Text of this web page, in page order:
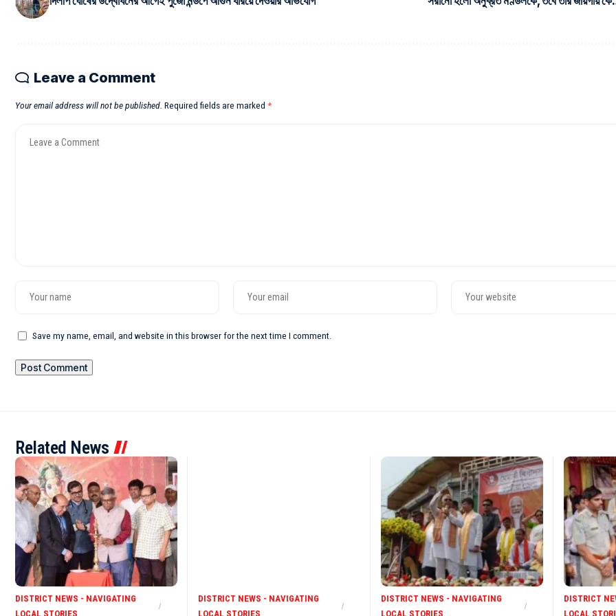
Leave a Comment
Your email address will not be published. Required fields are marked *
Save my name, email, and website in this browser for the next time I comment.
Related News
DISTRICT NEWS - NAVIGATING
LOCAL STORIES
DISTRICT NEWS - NAVIGATING
LOCAL STORIES
DISTRICT NEWS - NAVIGATING
LOCAL STORIES
DISTRICT
LOCAL